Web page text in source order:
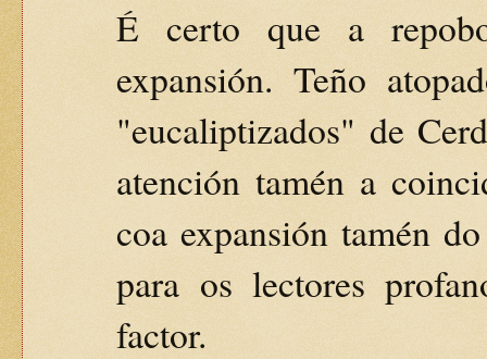
É certo que a
expansión. Teño
"eucaliptizados" de
atención tamén a
coa expansión tamén
para os lectores
factor.